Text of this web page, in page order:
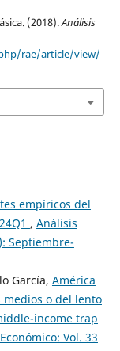
(2018).Análisis
rae/article/view/
empíricos del
, Análisis
Septiembre-
García, América
o del lento
income trap
Vol. 33